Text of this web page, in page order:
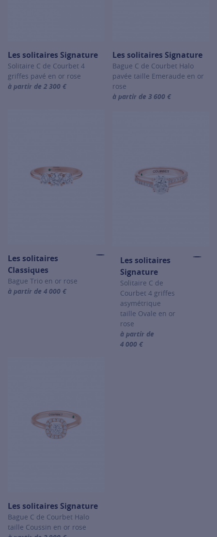
Les solitaires Signature
Solitaire C de Courbet 4
griffes pavé en or rose
à partir de 2 300 €
For more information about Les solitaires Signature, click on
Les solitaires Signature
Bague C de Courbet Halo
pavée taille Emeraude en or
rose
à partir de 3 600 €
Les solitaires
Classiques
Bague Trio en or rose
à partir de 4 000 €
For more information about Les solitaires Classiques, click on
Les solitaires
Signature
Solitaire C de
Courbet 4 griffes
asymétrique
taille Ovale en or
rose
à partir de
4 000 €
Les solitaires Signature
Bague C de Courbet Halo
taille Coussin en or rose